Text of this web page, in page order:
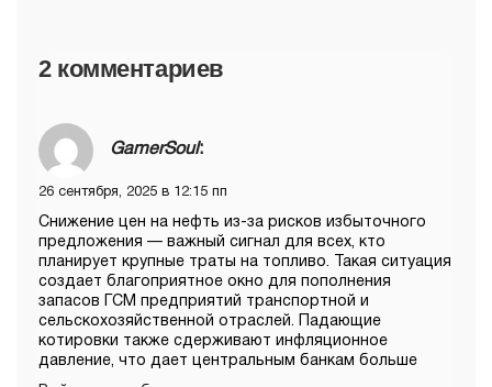
2 комментариев
GamerSoul:
26 сентября, 2025 в 12:15 пп
Снижение цен на нефть из-за рисков избыточного
предложения — важный сигнал для всех, кто
планирует крупные траты на топливо. Такая ситуация
создает благоприятное окно для пополнения
запасов ГСМ предприятий транспортной и
сельскохозяйственной отраслей. Падающие
котировки также сдерживают инфляционное
давление, что дает центральным банкам больше